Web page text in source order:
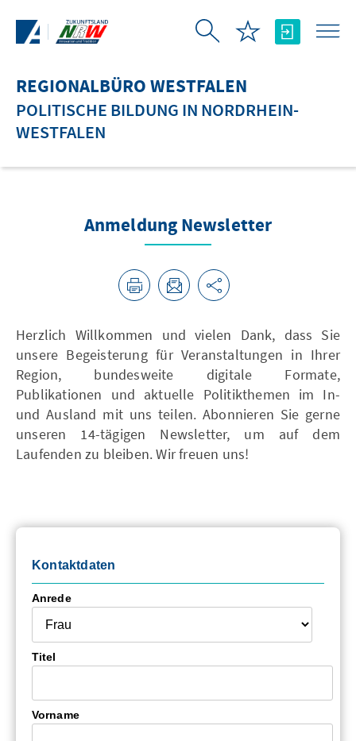
REGIONALBÜRO WESTFALEN
POLITISCHE BILDUNG IN NORDRHEIN-
WESTFALEN
Anmeldung Newsletter
Herzlich Willkommen und vielen Dank, dass Sie
unsere Begeisterung für Veranstaltungen in Ihrer
Region, bundesweite digitale Formate,
Publikationen und aktuelle Politikthemen im In-
und Ausland mit uns teilen. Abonnieren Sie gerne
unseren 14-tägigen Newsletter, um auf dem
Laufenden zu bleiben. Wir freuen uns!
Kontaktdaten
Anrede
Titel
Vorname